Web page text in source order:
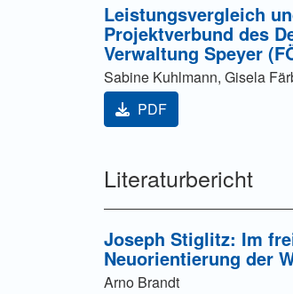
Leistungsvergleich
Projektverbund des
Verwaltung Speyer
Sabine Kuhlmann, Gisela
PDF
Literaturbericht
Joseph Stiglitz: Im
Neuorientierung der
Arno Brandt